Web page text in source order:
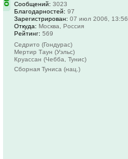
Сообщений: 3023
Благодарностей: 97
Зарегистрирован: 07 июл 2006, 13:56
Откуда: Москва, Россия
Рейтинг: 569
Седрито (Гондурас)
Мертир Таун (Уэльс)
Круассан (Чебба, Тунис)
Сборная Туниса (нац.)